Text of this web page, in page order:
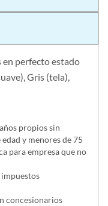
en perfecto estado
Gris (tela),
propios sin
y menores de 75
para empresa que no
concesionarios